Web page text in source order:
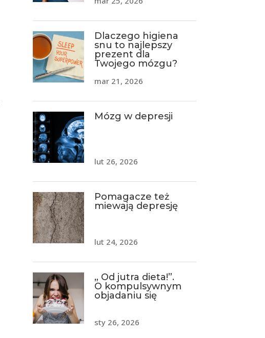
Dlaczego higiena
snu to najlepszy
prezent dla
Twojego mózgu?
mar 21, 2026
Mózg w depresji
lut 26, 2026
Pomagacze też
miewają depresję
lut 24, 2026
„ Od jutra dieta!”.
O kompulsywnym
objadaniu się
sty 26, 2026